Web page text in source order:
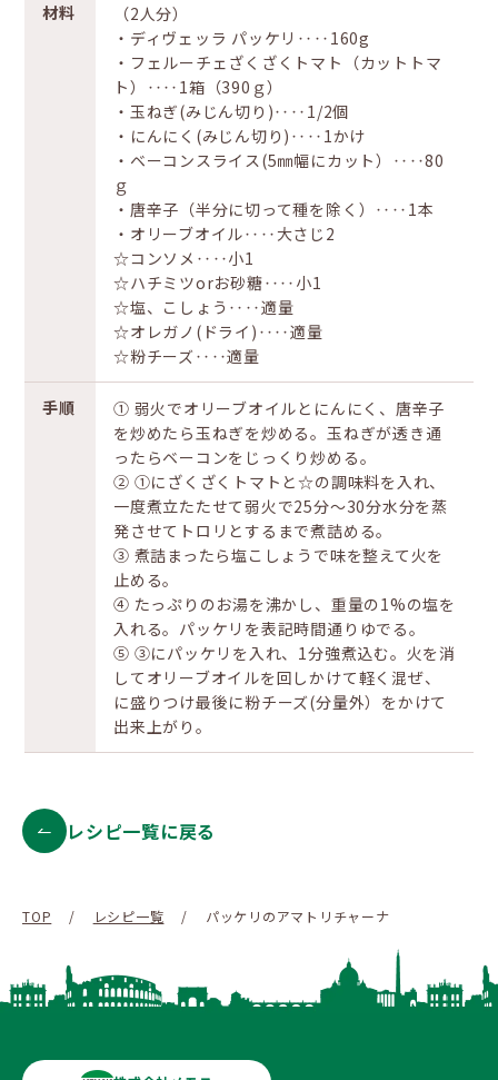
材料
（2人分）
・ディヴェッラ パッケリ‥‥160g
・フェルーチェざくざくトマト（カットトマ
ト）‥‥1箱（390ｇ）
・玉ねぎ(みじん切り)‥‥1/2個
・にんにく(みじん切り)‥‥1かけ
・ベーコンスライス(5㎜幅にカット）‥‥80
ｇ
・唐辛子（半分に切って種を除く）‥‥1本
・オリーブオイル‥‥大さじ2
☆コンソメ‥‥小1
☆ハチミツorお砂糖‥‥小1
☆塩、こしょう‥‥適量
☆オレガノ(ドライ)‥‥適量
☆粉チーズ‥‥適量
手順
① 弱火でオリーブオイルとにんにく、唐辛子
を炒めたら玉ねぎを炒める。玉ねぎが透き通
ったらベーコンをじっくり炒める。
② ①にざくざくトマトと☆の調味料を入れ、
一度煮立たたせて弱火で25分～30分水分を蒸
発させてトロリとするまで煮詰める。
③ 煮詰まったら塩こしょうで味を整えて火を
止める。
④ たっぷりのお湯を沸かし、重量の1%の塩を
入れる。パッケリを表記時間通りゆでる。
⑤ ③にパッケリを入れ、1分強煮込む。火を消
してオリーブオイルを回しかけて軽く混ぜ、
に盛りつけ最後に粉チーズ(分量外）をかけて
出来上がり。
レシピ一覧に戻る
TOP / レシピ一覧 / パッケリのアマトリチャーナ